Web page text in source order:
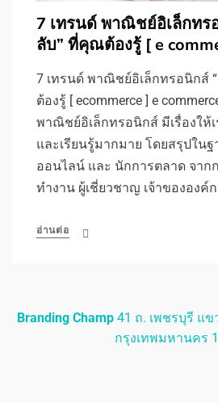
7 เทรนด์ พาณิชย์อิเล็กทร
ลับ” ที่คุณต้องรู้ [ e
7 เทรนด์ พาณิชย์อิเล็กทรอนิกส์
ต้องรู้ [ ecommerce ] e
พาณิชย์อิเล็กทรอนิกส์ มีเรื่องให้เ
และเรียนรู้มากมาย โดยสรุปใน
ออนไลน์ และ นักการตลาด จา
ทำงาน ผู้เชี่ยวชาญ เจ้าขององค์
อ่านต่อ
Branding Champ 41 ถ. เพชรบุรี แ
กรุงเทพมหานคร